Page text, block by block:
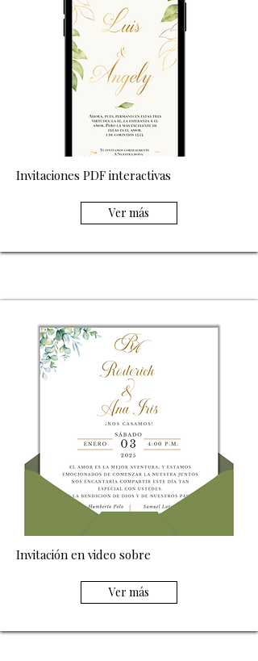
Invitaciones PDF interactivas
Ver más
Invitación en video sobre
Ver más